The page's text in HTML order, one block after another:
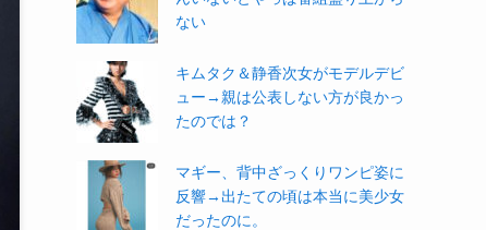
ない
キムタク＆静香次女がモデルデビ
ュー→親は公表しない方が良かっ
たのでは？
マギー、背中ざっくりワンピ姿に
反響→出たての頃は本当に美少女
だったのに。